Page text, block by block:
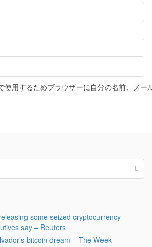
使用するためブラウザーに自分の名前、メー
some seized cryptocurrency
say – Reuters
bitcoin dream – The Week